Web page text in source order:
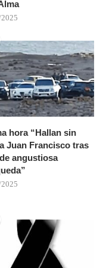
hora “Hallan sin
Juan Francisco tras
angustiosa